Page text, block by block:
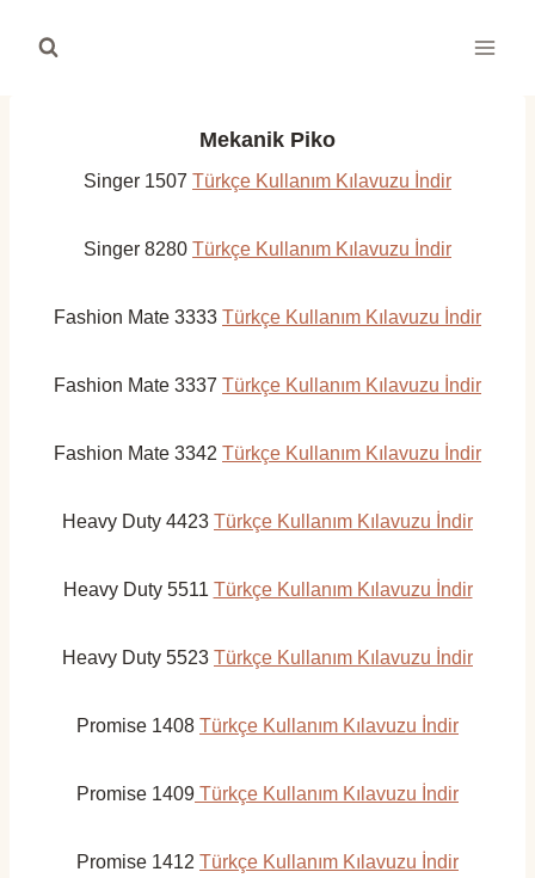
Mekanik Piko
Singer 1507 Türkçe Kullanım Kılavuzu İndir
Singer 8280 Türkçe Kullanım Kılavuzu İndir
Fashion Mate 3333 Türkçe Kullanım Kılavuzu İndir
Fashion Mate 3337 Türkçe Kullanım Kılavuzu İndir
Fashion Mate 3342 Türkçe Kullanım Kılavuzu İndir
Heavy Duty 4423 Türkçe Kullanım Kılavuzu İndir
Heavy Duty 5511 Türkçe Kullanım Kılavuzu İndir
Heavy Duty 5523 Türkçe Kullanım Kılavuzu İndir
Promise 1408 Türkçe Kullanım Kılavuzu İndir
Promise 1409 Türkçe Kullanım Kılavuzu İndir
Promise 1412 Türkçe Kullanım Kılavuzu İndir